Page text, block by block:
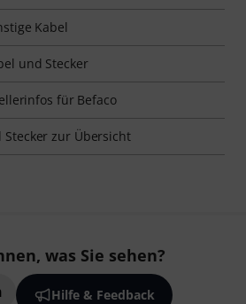
Kabel
und Stecker
für Befaco
Stecker zur Übersicht
was Sie sehen?
Hilfe & Feedback